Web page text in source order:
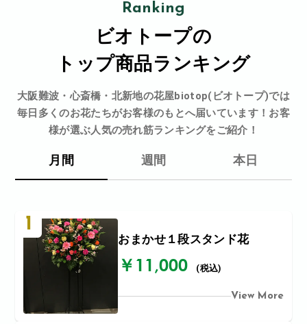
Ranking
ビオトープの
トップ商品ランキング
大阪難波・心斎橋・北新地の花屋biotop(ビオトープ)では
毎日多くのお花たちがお客様のもとへ届いています！お客
様が選ぶ人気の売れ筋ランキングをご紹介！
月間 週間 本日
1
おまかせ１段スタンド花
￥11,000 (税込)
View More